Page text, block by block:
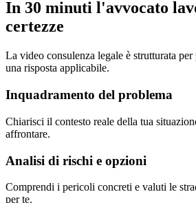
In 30 minuti l'avvocato
certezze
La video consulenza legale è strutturata
una risposta applicabile.
Inquadramento del problema
Chiarisci il contesto reale della tua
affrontare.
Analisi di rischi e opzioni
Comprendi i pericoli concreti e valuti le
per te.